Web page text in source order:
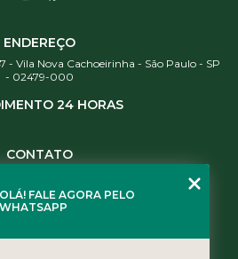
ENDEREÇO
- Vila Nova Cachoeirinha - São Paulo - SP
- 02479-000
24 HORAS
CONTATO
(11) 3461-5871
FALE AGORA PELO